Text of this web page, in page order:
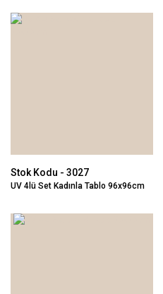
Stok Kodu - 3027
UV 4lü Set Kadınla Tablo 96x96cm